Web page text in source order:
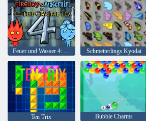
Feuer und Wasser 4: Kristalltempel Schmetterlings Kyodai
Ten Trix Bubble Charms